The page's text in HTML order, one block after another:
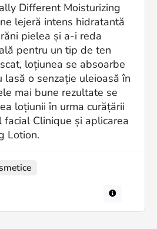
Different Moisturizing
lejeră intens hidratantă
pielea și a-i reda
pentru un tip de ten
loțiunea se absoarbe
lasă o senzație uleioasă în
mai bune rezultate se
loțiunii în urma curățării
Clinique și aplicarea
Lotion.